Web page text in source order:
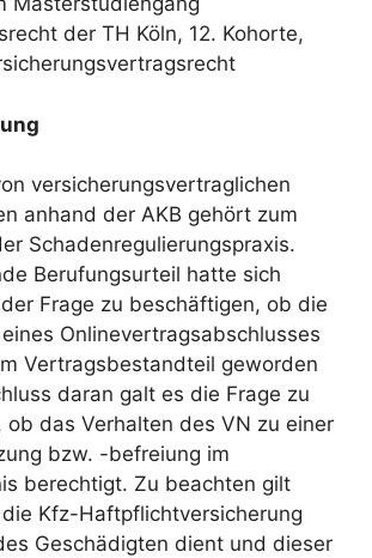
der TH Köln, 12. Kohorte,
versicherungsvertraglichen
anhand der AKB gehört zum
Schadenregulierungspraxis.
Berufungsurteil hatte sich
Frage zu beschäftigen, ob die
Onlinevertragsabschlusses
Vertragsbestandteil geworden
daran galt es die Frage zu
das Verhalten des VN zu einer
bzw. -befreiung im
berechtigt. Zu beachten gilt
Kfz-Haftpflichtversicherung
Geschädigten dient und dieser